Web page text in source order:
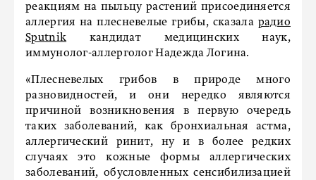
реакциям на пыльцу растений присоединяется
аллергия на плесневелые грибы, сказала радио
Sputnik кандидат медицинских наук,
иммунолог-аллерголог Надежда Логина.
«Плесневелых грибов в природе много
разновидностей, и они нередко являются
причиной возникновения в первую очередь
таких заболеваний, как бронхиальная астма,
аллергический ринит, ну и в более редких
случаях это кожные формы аллергических
заболеваний, обусловленных сенсибилизацией